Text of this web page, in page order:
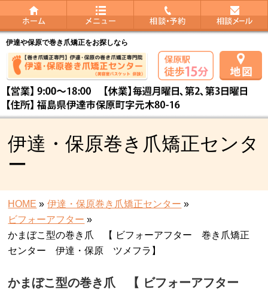
伊達や保原で巻き爪矯正をお探しなら
伊達・保原巻き爪矯正センタ
ー
HOME » 伊達・保原巻き爪矯正センター »
ビフォーアフター »
かまぼこ型の巻き爪 【 ビフォーアフター 巻き爪矯正
センター 伊達・保原 ツメフラ】
かまぼこ型の巻き爪 【 ビフォーアフター